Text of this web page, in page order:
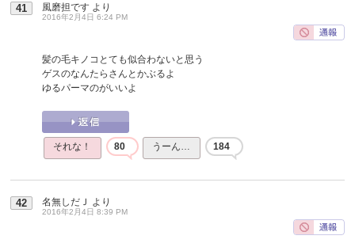
41 風磨担です より
2016年2月4日 6:24 PM
髪の毛キノコとても似合わないと思う
ゲスのなんたらさんとかぶるよ
ゆるパーマのがいいよ
それな！ 80 うーん… 184
42 名無しだＪ より
2016年2月4日 8:39 PM